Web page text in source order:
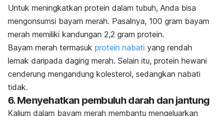
Untuk meningkatkan protein dalam tubuh, Anda bisa
mengonsumsi bayam merah. Pasalnya, 100 gram bayam
merah memiliki kandungan 2,2 gram protein.
Bayam merah termasuk protein nabati yang rendah
lemak daripada daging merah. Selain itu, protein hewani
cenderung mengandung kolesterol, sedangkan nabati
tidak.
6. Menyehatkan pembuluh darah dan jantung
Kalium dalam bayam merah membantu mengeluarkan